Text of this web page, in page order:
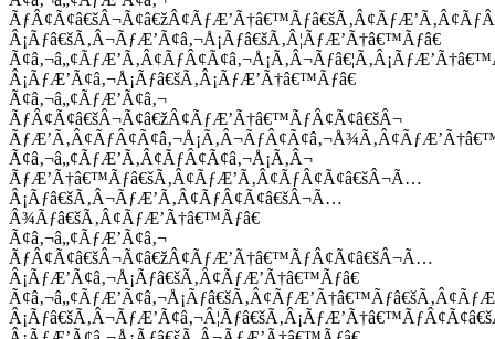
Â¡Ãƒâ€šÃ‚Â¬ÃƒÆ’Ã¢â‚¬Å¡Ãƒâ€šÃ‚Â¦ÃƒÆ’Ã†â€™Ãƒâ€
Â¡ÃƒÆ’Ã¢â‚¬Å¡Ãƒâ€šÃ‚Â¡ÃƒÆ’Ã†â€™Ãƒâ€
Ã¢â‚¬â„¢ÃƒÆ’Ã¢â‚¬
ÃƒÂ¢Ã¢â€šÂ¬Ã¢â€žÂ¢ÃƒÆ’Ã†â€™ÃƒÂ¢Ã¢â€šÂ¬
Ã¢â‚¬â„¢ÃƒÆ’Ã‚Â¢ÃƒÂ¢Ã¢â‚¬Å¡Ã‚Â¬
ÃƒÆ’Ã†â€™Ãƒâ€šÃ‚Â¢ÃƒÆ’Ã‚Â¢ÃƒÂ¢Ã¢â€šÂ¬Ã…
Â¡Ãƒâ€šÃ‚Â¬ÃƒÆ’Ã‚Â¢ÃƒÂ¢Ã¢â€šÂ¬Ã…
Â¾Ãƒâ€šÃ‚Â¢ÃƒÆ’Ã†â€™Ãƒâ€
Ã¢â‚¬â„¢ÃƒÆ’Ã¢â‚¬
ÃƒÂ¢Ã¢â€šÂ¬Ã¢â€žÂ¢ÃƒÆ’Ã†â€™ÃƒÂ¢Ã¢â€šÂ¬Ã…
Â¡ÃƒÆ’Ã¢â‚¬Å¡Ãƒâ€šÃ‚Â¢ÃƒÆ’Ã†â€™Ãƒâ€